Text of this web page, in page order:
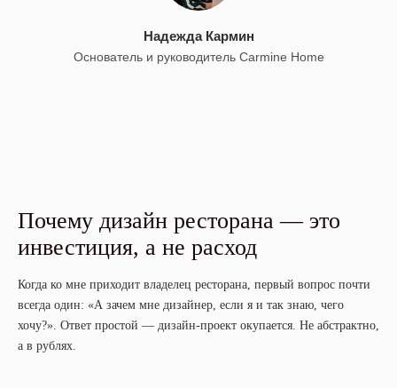
Надежда Кармин
Основатель и руководитель Carmine Home
Почему дизайн ресторана — это
инвестиция, а не расход
Когда ко мне приходит владелец ресторана, первый вопрос почти
всегда один: «А зачем мне дизайнер, если я и так знаю, чего
хочу?». Ответ простой — дизайн-проект окупается. Не абстрактно,
а в рублях.